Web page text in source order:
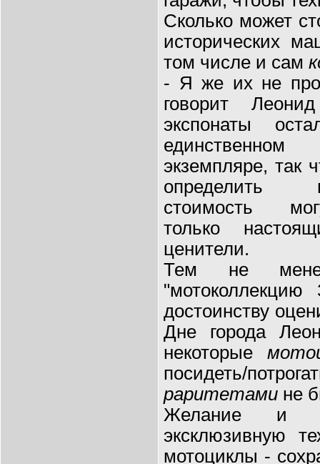
Сколько может
исторических
том числе и сам
- Я же их не
говорит
экспонаты
единственном
экземпляре, так
определить
стоимость
только
ценители.
Тем не
достоинству
Дне города
некоторые
посидеть/
раритетами не
Желание и
эксклюзивную
мотоциклы -